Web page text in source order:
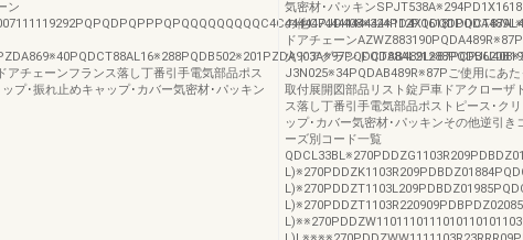
ン
アチェーンフランス落し丁番引手電気部品ポス
ップ･振れ止めキャップ･カバー気密材･パッキン
気密材･パッキン
の他
ドアチェーン
火ドアグランド
J3N025※34PQDAB489R※87Pご使用にあ
取付展開図部品リスト錠戸車ドアクローザ
ス落し丁番引手電気部品ポストピース･ク
ップ･カバー気密材･パッキンその他逆引き
ーズ別コード一覧